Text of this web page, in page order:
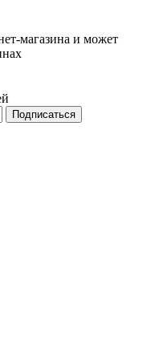
магазина и может
Подписаться